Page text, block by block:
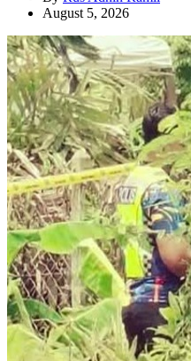
August 5, 2026